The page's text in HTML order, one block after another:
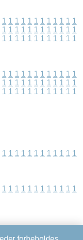
1 1 1 1 1 1 1 1 1 1 1 1
1 1 1 1 1 1 1 1 1 1 1 1
1 1 1 1 1 1 1 1 1 1 1 1
1 1 1 1 1 1 1 1 1 1 1 1
1 1 1 1 1 1 1 1 1 1 1 1
1 1 1 1 1 1 1 1 1 1 1 1
1 1 1 1 1 1 1 1 1 1 1 1
1 1 1 1 1 1 1 1 1 1 1 1